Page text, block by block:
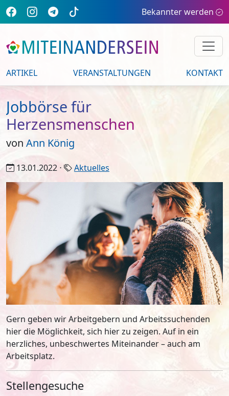
Bekannter werden
ARTIKEL VERANSTALTUNGEN KONTAKT
Jobbörse für
Herzensmenschen
von Ann König
13.01.2022 ⋅ Aktuelles
Gern geben wir Arbeitgebern und Arbeitssuchenden
hier die Möglichkeit, sich hier zu zeigen. Auf in ein
herzliches, unbeschwertes Miteinander – auch am
Arbeitsplatz.
Stellengesuche